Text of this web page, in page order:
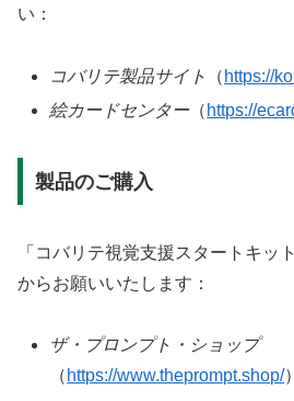
い：
コバリテ製品サイト （ https://
絵カードセンター（ https://
製品のご購入
「コバリテ視覚支援スタートキ
からお願いいたします：
ザ・プロンプト・ショップ
（ https://www.theprompt.shop/）